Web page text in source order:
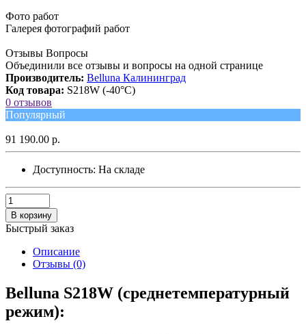
Фото работ
Галерея фотографий работ
Отзывы Вопросы
Объединили все отзывы и вопросы на одной странице
Производитель: Belluna Калининград
Код товара: S218W (-40°C)
0 отзывов
Популярный
91 190.00 р.
Доступность: На складе
В корзину
Быстрый заказ
Описание
Отзывы (0)
Belluna S218W (среднетемпературный
режим):